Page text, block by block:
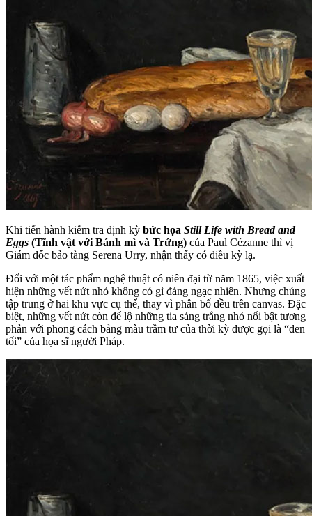
Khi tiến hành kiểm tra định kỳ bức họa Still Life with Bread and
Eggs (Tĩnh vật với Bánh mì và Trứng) của Paul Cézanne thì vị
Giám đốc bảo tàng Serena Urry, nhận thấy có điều kỳ lạ.
Đối với một tác phẩm nghệ thuật có niên đại từ năm 1865, việc xuất
hiện những vết nứt nhỏ không có gì đáng ngạc nhiên. Nhưng chúng
tập trung ở hai khu vực cụ thể, thay vì phân bố đều trên canvas. Đặc
biệt, những vết nứt còn để lộ những tia sáng trắng nhỏ nổi bật tương
phản với phong cách bảng màu trầm tư của thời kỳ được gọi là “đen
tối” của họa sĩ người Pháp.